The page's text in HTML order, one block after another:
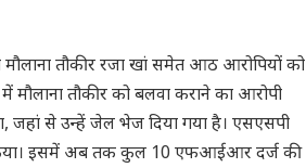
मौलाना तौकीर रजा खां समेत आठ आरोपियों को
तौकीर को बलवा कराने का आरोपी
जहां से उन्हें जेल भेज दिया गया है। एसएसपी
इसमें अब तक कुल 10 एफआईआर दर्ज की